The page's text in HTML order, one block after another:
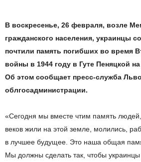
В воскресенье, 26 февраля, возле
гражданского населения, украинцы
почтили память погибших во время
войны в 1944 году в Гуте Пеняцкой на
Об этом сообщает пресс-служба
облгосадминистрации.
«Сегодня мы вместе чтим память
веков жили на этой земле, молились,
в лучшее будущее. Это наша общая
Мы должны сделать так, чтобы